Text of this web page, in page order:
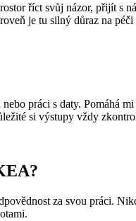
říct svůj názor, přijít s
je tu silný důraz na
práci s daty. Pomáhá
si výstupy vždy
za svou práci.